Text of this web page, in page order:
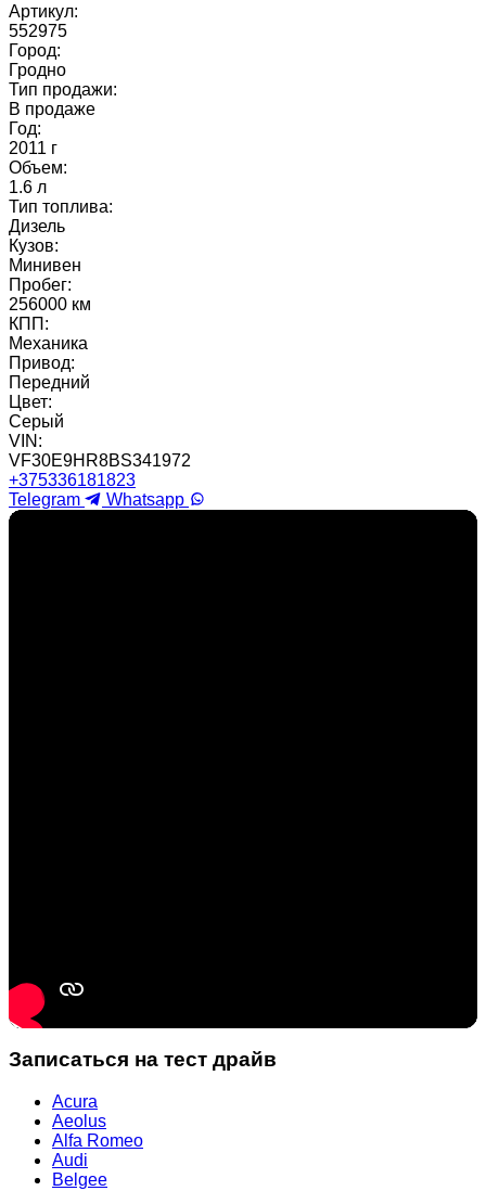
Артикул:
552975
Город:
Гродно
Тип продажи:
В продаже
Год:
2011 г
Объем:
1.6 л
Тип топлива:
Дизель
Кузов:
Минивен
Пробег:
256000 км
КПП:
Механика
Привод:
Передний
Цвет:
Серый
VIN:
VF30E9HR8BS341972
+375336181823
Telegram
Whatsapp
Записаться на тест драйв
Acura
Aeolus
Alfa Romeo
Audi
Belgee